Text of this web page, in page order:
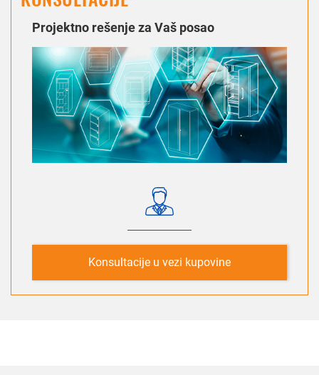
Projektno rešenje za Vaš posao
Konsultacije u vezi kupovine